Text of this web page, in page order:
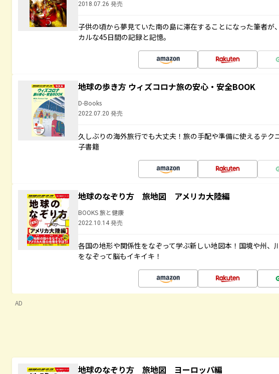
2018.07.26 発売
子供の頃から夢見ていた南の島に滞在することになった筆者が
カルな45日間の記録と記憶。
地球の歩き方 ウィズコロナ旅の安心・安全BOOK
D-Books
2022.07.20 発売
久しぶりの海外旅行でも大丈夫！旅の手配や準備に使えるテク
子書籍
地球のなぞり方 旅地図 アメリカ大陸編
BOOKS 旅と健康
2022.10.14 発売
各国の地形や関係性をなぞって学ぶ新しい地図本！国境や州、
をなぞって脳もイキイキ！
AD
地球のなぞり方 旅地図 ヨーロッパ編